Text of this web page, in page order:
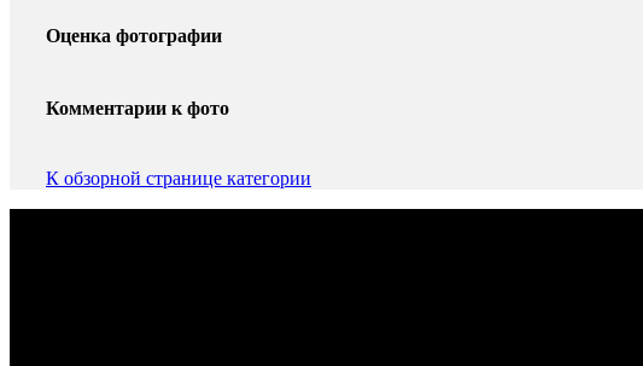
Оценка фотографии
Комментарии к фото
К обзорной странице категории